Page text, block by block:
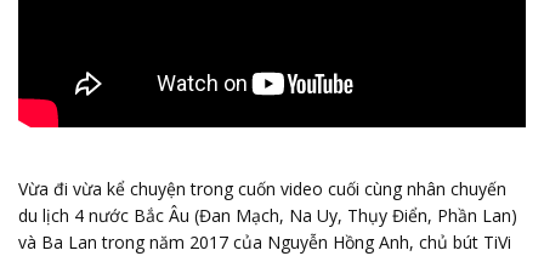
Vừa đi vừa kể chuyện trong cuốn video cuối cùng nhân chuyến
du lịch 4 nước Bắc Âu (Đan Mạch, Na Uy, Thụy Điển, Phần Lan)
và Ba Lan trong năm 2017 của Nguyễn Hồng Anh, chủ bút TiVi